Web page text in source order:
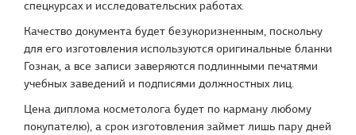
спецкурсах и исследовательских работах.
Качество документа будет безукоризненным, поскольку
для его изготовления используются оригинальные бланки
Гознак, а все записи заверяются подлинными печатями
учебных заведений и подписями должностных лиц.
Цена диплома косметолога будет по карману любому
покупателю), а срок изготовления займет лишь пару дней